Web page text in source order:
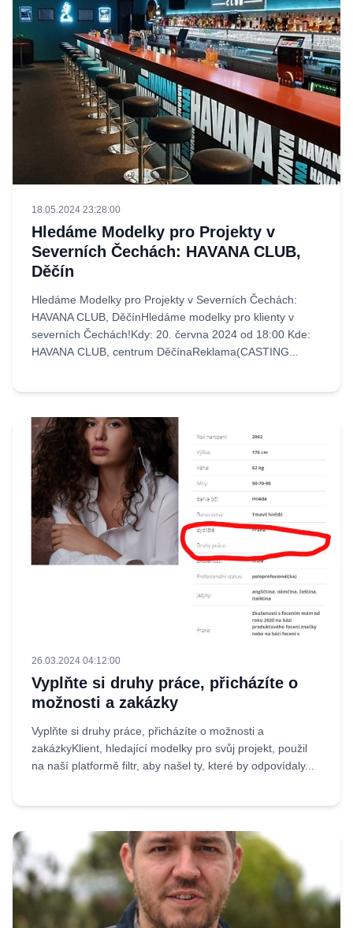
18.05.2024 23:28:00
Hledáme Modelky pro Projekty v
Severních Čechách: HAVANA CLUB,
Děčín
Hledáme Modelky pro Projekty v Severních Čechách:
HAVANA CLUB, DěčínHledáme modelky pro klienty v
severních Čechách!Kdy: 20. června 2024 od 18:00 Kde:
HAVANA CLUB, centrum DěčínaReklama(CASTING...
26.03.2024 04:12:00
Vyplňte si druhy práce, přicházíte o
možnosti a zakázky
Vyplňte si druhy práce, přicházíte o možnosti a
zakázkyKlient, hledající modelky pro svůj projekt, použil
na naší platformě filtr, aby našel ty, které by odpovídaly...